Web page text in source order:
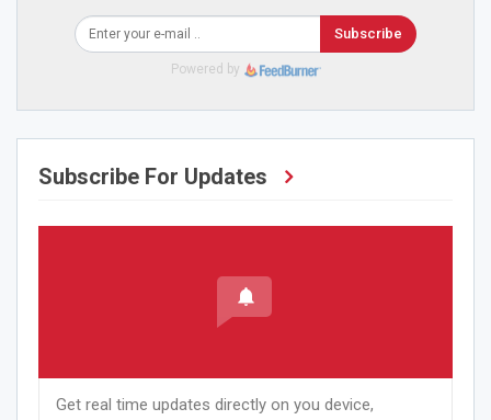
Subscribe
Powered by
Subscribe For Updates
Get real time updates directly on you device,